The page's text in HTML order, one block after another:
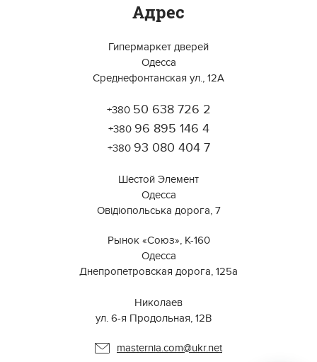
Работает на API 2ГИС
Для корректной работы Raster JS API нужен ключ. Помощь:
Адрес
Гипермаркет дверей
Одесса
Среднефонтанская ул., 12А
+380 50 638 726 2
+380 96 895 146 4
+380 93 080 404 7
Шестой Элемент
Одесса
Овідіопольська дорога, 7
Рынок «Союз», К-160
Одесса
Днепропетровская дорога, 125а
Николаев
ул. 6-я Продольная, 12В ⠀
masternia.com@ukr.net